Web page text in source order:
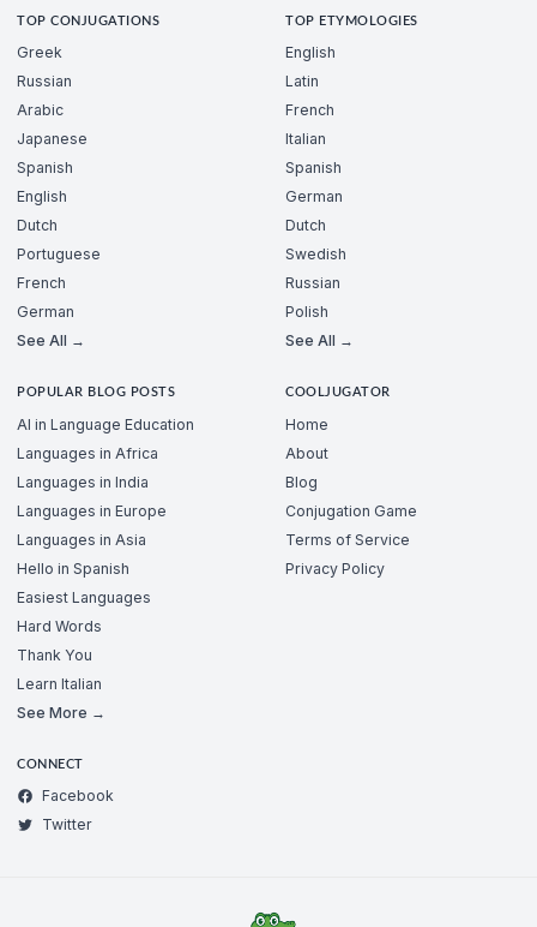
TOP CONJUGATIONS
Greek
Russian
Arabic
Japanese
Spanish
English
Dutch
Portuguese
French
German
See All →
TOP ETYMOLOGIES
English
Latin
French
Italian
Spanish
German
Dutch
Swedish
Russian
Polish
See All →
POPULAR BLOG POSTS
AI in Language Education
Languages in Africa
Languages in India
Languages in Europe
Languages in Asia
Hello in Spanish
Easiest Languages
Hard Words
Thank You
Learn Italian
See More →
COOLJUGATOR
Home
About
Blog
Conjugation Game
Terms of Service
Privacy Policy
CONNECT
Facebook
Twitter